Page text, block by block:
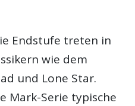
Endstufe treten in
wie dem
und Lone Star.
Mark-Serie typische